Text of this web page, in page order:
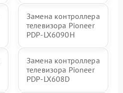
Замена контроллера
телевизора Pioneer
PDP-LX6090H
Замена контроллера
телевизора Pioneer
PDP-LX608D